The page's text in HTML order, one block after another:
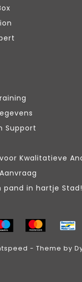
Support
Kwalitatieve
pand in hartje Stad!
- Theme by